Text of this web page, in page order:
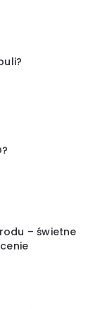
– świetne